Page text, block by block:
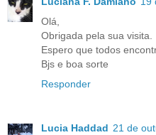
Olá,
Obrigada pela sua visita.
Espero que todos
Bjs e boa sorte
Responder
Lucia Haddad 21 de